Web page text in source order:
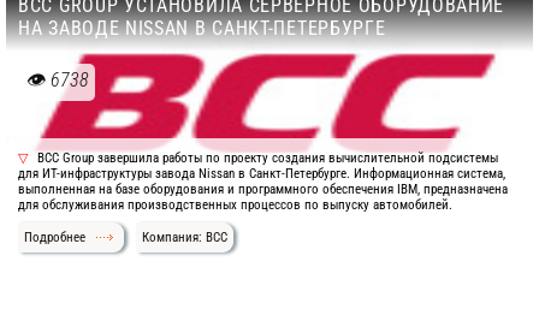
BCC GROUP УСТАНОВИЛА СЕРВЕРНОЕ ОБОРУДОВАНИЕ
НА ЗАВОДЕ NISSAN В САНКТ-ПЕТЕРБУРГЕ
6738
BCC Group завершила работы по проекту создания вычислительной подсистемы
для ИТ-инфраструктуры завода Nissan в Санкт-Петербурге. Информационная система,
выполненная на базе оборудования и программного обеспечения IBM, предназначена
для обслуживания производственных процессов по выпуску автомобилей.
Подробнее Компания: BCC